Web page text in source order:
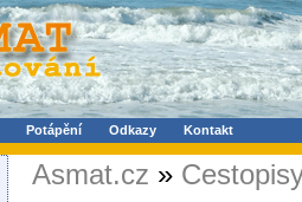
Potápění Odkazy Kontakt
Asmat.cz »